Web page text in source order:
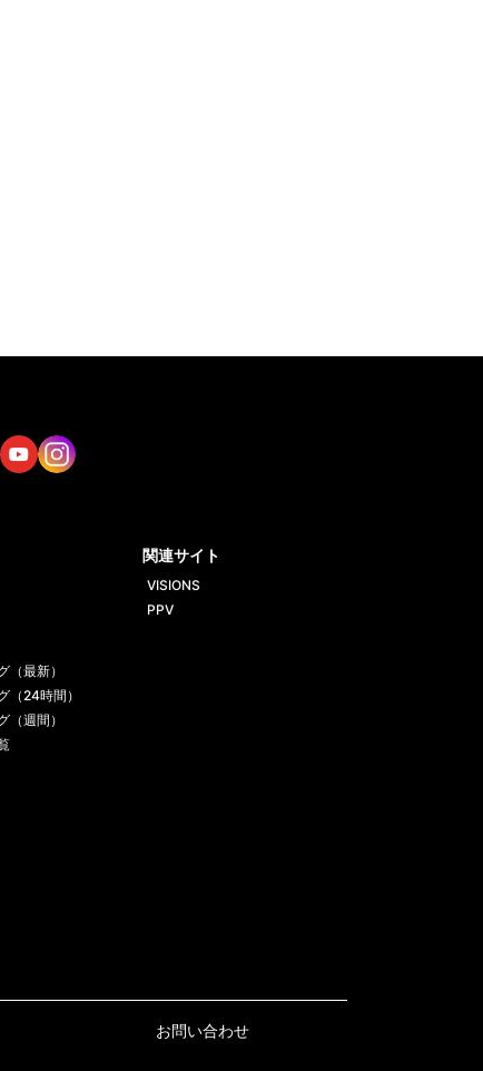
（最新）
（24時間）
（週間）
関連サイト
VISIONS
PPV
お問い合わせ